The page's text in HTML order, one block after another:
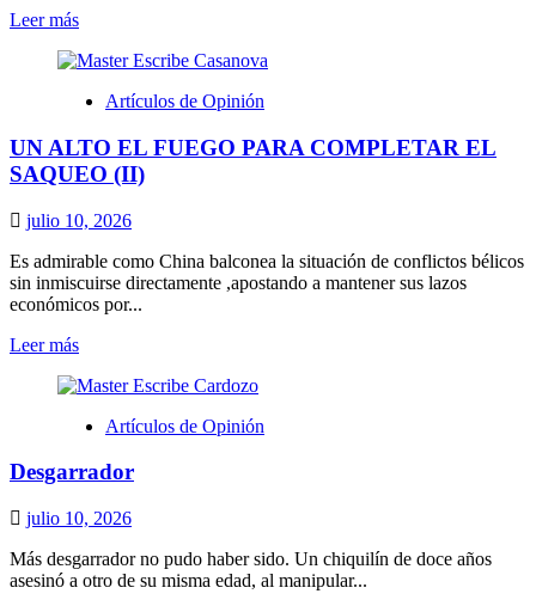
Leer másLeer
sobre
LA
DEJA
DE
SER
NOTICIA
Y
SE
CONVIERTE
EN
COSTUMBRE
Artículos de Opinión
UN ALTO EL FUEGO PARA COMPLETAR EL
SAQUEO (II)
julio 10, 2026
Es admirable como China balconea la situación de conflictos bélicos
sin inmiscuirse directamente ,apostando a mantener sus lazos
económicos por...
Leer másLeer
sobre
ALTO
FUEGO
COMPLETAR
SAQUEO
(II)
Artículos de Opinión
Desgarrador
julio 10, 2026
Más desgarrador no pudo haber sido. Un chiquilín de doce años
asesinó a otro de su misma edad, al manipular...